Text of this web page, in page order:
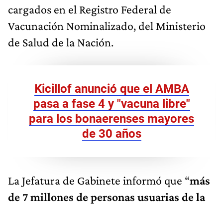
cargados en el Registro Federal de
Vacunación Nominalizado, del Ministerio
de Salud de la Nación.
Kicillof anunció que el AMBA
pasa a fase 4 y "vacuna libre"
para los bonaerenses mayores
de 30 años
La Jefatura de Gabinete informó que “más
de 7 millones de personas usuarias de la